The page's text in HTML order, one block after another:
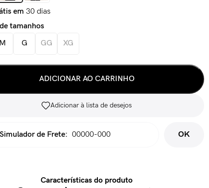
em 30 dias
tamanhos
M G GG XG
ADICIONAR AO CARRINHO
Adicionar à lista de desejos
Simulador de Frete: OK
Características do produto